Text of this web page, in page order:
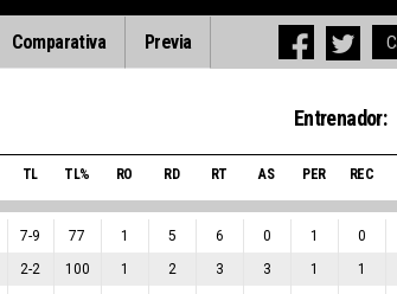
Comparativa Previa
Entrenador:
TL TL% RO RD RT AS PER REC
7-9 77 1 5 6 0 1 0
2-2 100 1 2 3 3 1 1